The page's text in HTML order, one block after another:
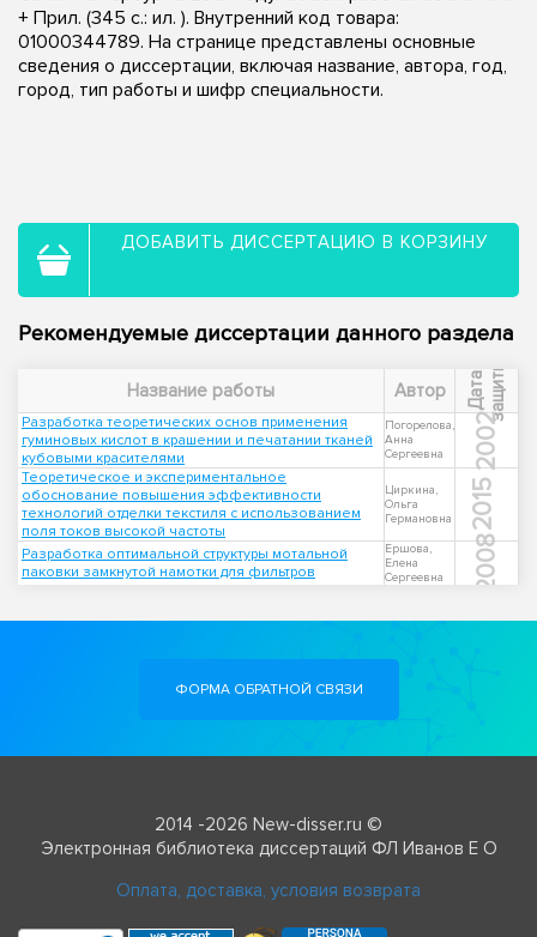
+ Прил. (345 c.: ил. ). Внутренний код товара:
01000344789. На странице представлены основные
сведения о диссертации, включая название, автора, год,
город, тип работы и шифр специальности.
ДОБАВИТЬ ДИССЕРТАЦИЮ В КОРЗИНУ
Рекомендуемые диссертации данного раздела
Название работы Автор Д
а
т
а
з
а
щ
и
т ы
Разработка теоретических основ применения
гуминовых кислот в крашении и печатании тканей
кубовыми красителями
Погорелова,
Анна
Сергеевна
2002
Теоретическое и экспериментальное
обоснование повышения эффективности
технологий отделки текстиля с использованием
поля токов высокой частоты
Циркина,
Ольга
Германовна
2015
Разработка оптимальной структуры мотальной
паковки замкнутой намотки для фильтров
Ершова,
Елена
Сергеевна
2008
ФОРМА ОБРАТНОЙ СВЯЗИ
2014 -2026 New-disser.ru ©
Электронная библиотека диссертаций ФЛ Иванов Е О
Оплата, доставка, условия возврата